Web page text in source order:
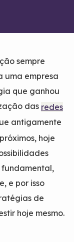
sempre
uma empresa
que ganhou
das redes
antigamente
hoje
e por isso
de
hoje mesmo.